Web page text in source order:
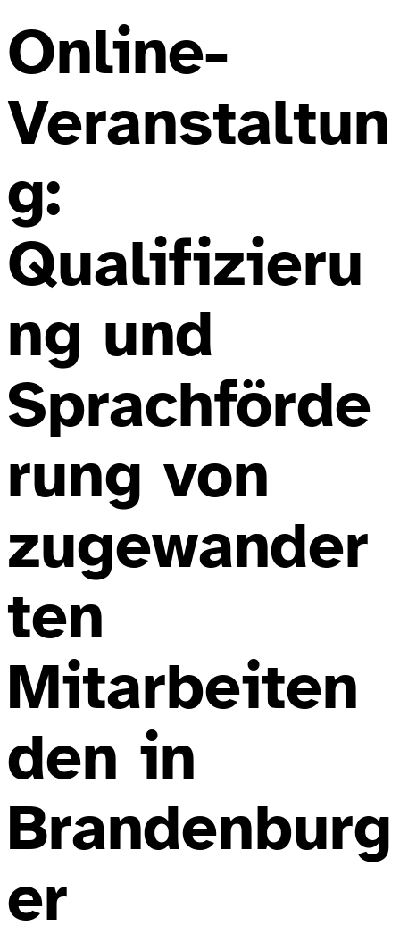
Online-
Veranstaltun
g:
Qualifizieru
ng und
Sprachförde
rung von
zugewander
ten
Mitarbeiten
den in
Brandenburg
er